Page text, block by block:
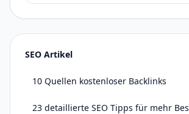
SEO Artikel
10 Quellen kostenloser Backlinks
23 detaillierte SEO Tipps für mehr